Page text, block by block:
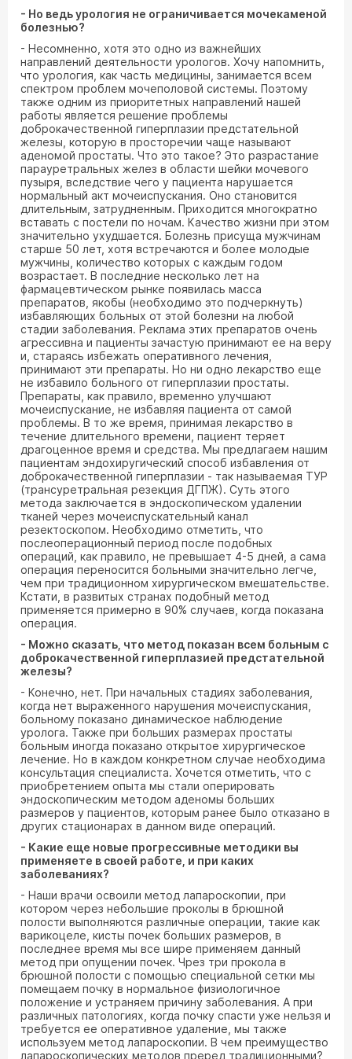
- Но ведь урология не ограничивается мочекаменой
болезнью?
- Несомненно, хотя это одно из важнейших
направлений деятельности урологов. Хочу напомнить,
что урология, как часть медицины, занимается всем
спектром проблем мочеполовой системы. Поэтому
также одним из приоритетных направлений нашей
работы является решение проблемы
доброкачественной гиперплазии предстательной
железы, которую в просторечии чаще называют
аденомой простаты. Что это такое? Это разрастание
парауретральных желез в области шейки мочевого
пузыря, вследствие чего у пациента нарушается
нормальный акт мочеиспускания. Оно становится
длительным, затрудненным. Приходится многократно
вставать с постели по ночам. Качество жизни при этом
значительно ухудшается. Болезнь присуща мужчинам
старше 50 лет, хотя встречаются и более молодые
мужчины, количество которых с каждым годом
возрастает. В последние несколько лет на
фармацевтическом рынке появилась масса
препаратов, якобы (необходимо это подчеркнуть)
избавляющих больных от этой болезни на любой
стадии заболевания. Реклама этих препаратов очень
агрессивна и пациенты зачастую принимают ее на веру
и, стараясь избежать оперативного лечения,
принимают эти препараты. Но ни одно лекарство еще
не избавило больного от гиперплазии простаты.
Препараты, как правило, временно улучшают
мочеиспускание, не избавляя пациента от самой
проблемы. В то же время, принимая лекарство в
течение длительного времени, пациент теряет
драгоценное время и средства. Мы предлагаем нашим
пациентам эндохиругический способ избавления от
доброкачественной гиперплазии - так называемая ТУР
(трансуретральная резекция ДГПЖ). Суть этого
метода заключается в эндоскопическом удалении
тканей через мочеиспускательный канал
резектоскопом. Необходимо отметить, что
послеоперационный период после подобных
операций, как правило, не превышает 4-5 дней, а сама
операция переносится больными значительно легче,
чем при традиционном хирургическом вмешательстве.
Кстати, в развитых странах подобный метод
применяется примерно в 90% случаев, когда показана
операция.
- Можно сказать, что метод показан всем больным с
доброкачественной гиперплазией предстательной
железы?
- Конечно, нет. При начальных стадиях заболевания,
когда нет выраженного нарушения мочеиспускания,
больному показано динамическое наблюдение
уролога. Также при больших размерах простаты
больным иногда показано открытое хирургическое
лечение. Но в каждом конкретном случае необходима
консультация специалиста. Хочется отметить, что с
приобретением опыта мы стали оперировать
эндоскопическим методом аденомы больших
размеров у пациентов, которым ранее было отказано в
других стационарах в данном виде операций.
- Какие еще новые прогрессивные методики вы
применяете в своей работе, и при каких
заболеваниях?
- Наши врачи освоили метод лапароскопии, при
котором через небольшие проколы в брюшной
полости выполняются различные операции, такие как
варикоцеле, кисты почек больших размеров, в
последнее время мы все шире применяем данный
метод при опущении почек. Чрез три прокола в
брюшной полости с помощью специальной сетки мы
помещаем почку в нормальное физиологичное
положение и устраняем причину заболевания. А при
различных патологиях, когда почку спасти уже нельзя и
требуется ее оперативное удаление, мы также
используем метод лапароскопии. В чем преимущество
лапароскопических методов преред традиционными?